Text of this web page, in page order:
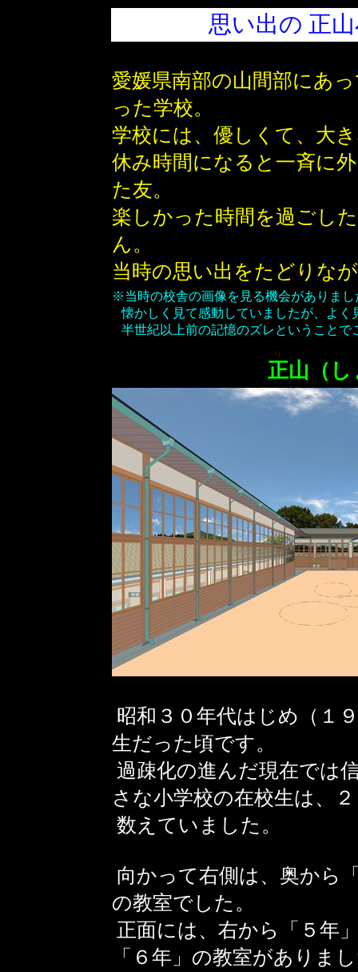
思い出の 正
愛媛県南部の山間部にあ
った学校。
学校には、優しくて、大
休み時間になると一斉に
た友。
楽しかった時間を過ごし
ん。
当時の思い出をたどりな
※当時の校舎の画像を見る機会がありまし
懐かしく見て感動していましたが、よく
半世紀以上前の記憶のズレということで
正山（し
昭和３０年代はじめ（１
生だった頃です。
過疎化の進んだ現在では
さな小学校の在校生は、
数えていました。
向かって右側は、奥から
の教室でした。
正面には、右から「５年
「６年」の教室がありま